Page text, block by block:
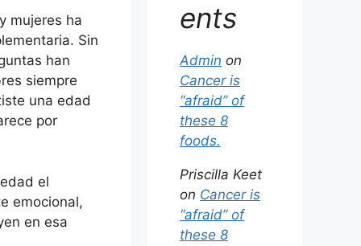
mujeres ha
Sin
han
siempre
una edad
por
el
emocional,
en esa
ents
Admin on
Cancer is
“afraid” of
these 8
foods.
Priscilla Keet
on Cancer is
“afraid” of
these 8